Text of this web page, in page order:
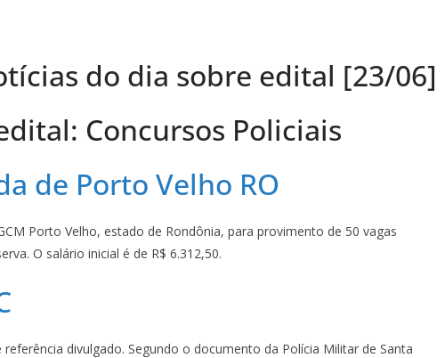
do dia sobre edital [23/06]
Concursos Policiais
de Porto Velho RO
Porto Velho, estado de Rondônia, para provimento de 50 vagas
O salário inicial é de R$ 6.312,50.
divulgado. Segundo o documento da Polícia Militar de Santa